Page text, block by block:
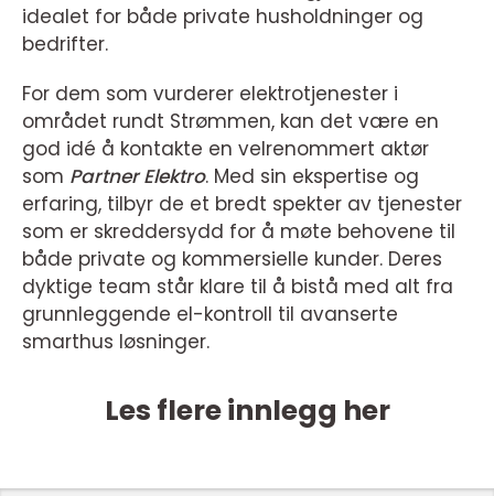
idealet for både private husholdninger og
bedrifter.
For dem som vurderer elektrotjenester i
området rundt Strømmen, kan det være en
god idé å kontakte en velrenommert aktør
som Partner Elektro. Med sin ekspertise og
erfaring, tilbyr de et bredt spekter av tjenester
som er skreddersydd for å møte behovene til
både private og kommersielle kunder. Deres
dyktige team står klare til å bistå med alt fra
grunnleggende el-kontroll til avanserte
smarthus løsninger.
Les flere innlegg her